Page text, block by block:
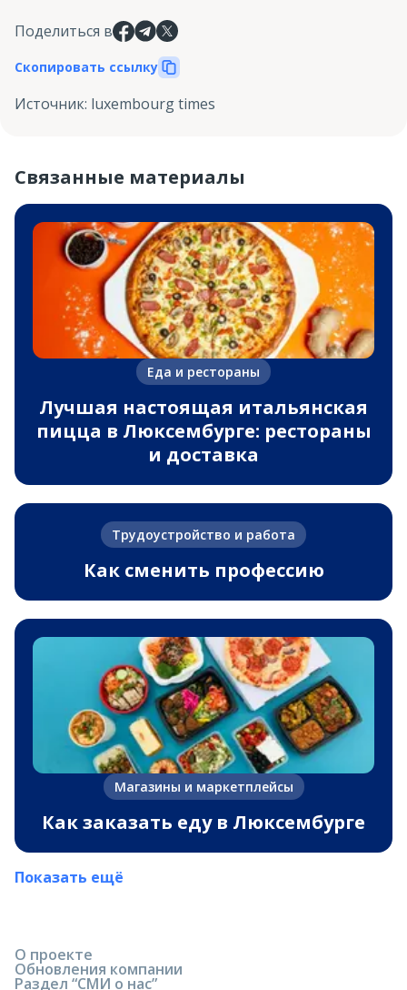
Поделиться в
Скопировать ссылку
Источник: luxembourg times
Связанные материалы
Еда и рестораны
Лучшая настоящая итальянская
пицца в Люксембурге: рестораны
и доставка
Трудоустройство и работа
Как сменить профессию
Магазины и маркетплейсы
Как заказать еду в Люксембурге
Показать ещё
О проекте
Обновления компании
Раздел “СМИ о нас”